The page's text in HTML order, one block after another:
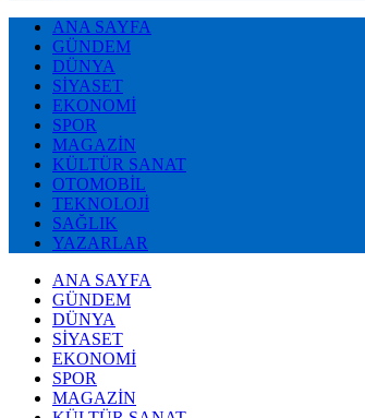
ANA SAYFA
GÜNDEM
DÜNYA
SİYASET
EKONOMİ
SPOR
MAGAZİN
KÜLTÜR SANAT
OTOMOBİL
TEKNOLOJİ
SAĞLIK
YAZARLAR
ANA SAYFA
GÜNDEM
DÜNYA
SİYASET
EKONOMİ
SPOR
MAGAZİN